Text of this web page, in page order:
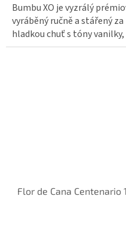
Bumbu XO je vyzrálý
vyráběný ručně a stářený
hladkou chuť s tóny vanilky,
Flor de Cana